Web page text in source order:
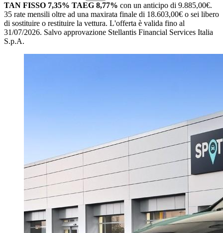
TAN FISSO 7,35% TAEG 8,77% con un anticipo di 9.885,00€.
35 rate mensili oltre ad una maxirata finale di 18.603,00€ o sei libero
di sostituire o restituire la vettura. L'offerta è valida fino al
31/07/2026. Salvo approvazione Stellantis Financial Services Italia
S.p.A.